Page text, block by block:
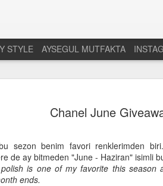
Chanel June
sezon benim favori renklerimden
de ay bitmeden "June - Haziran" isimli
is one of my favorite this
ends.
STYLE AYSEGUL MUTFAKTA
8
bunların